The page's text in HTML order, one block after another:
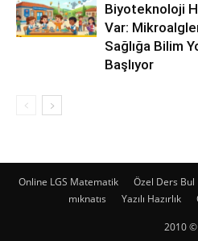
Biyoteknoloji
Var:
Sağlığa Bilim
Başlıyor
Online LGS Matematik Özel Ders Bul
mıknatıs
Yazılı Hazırlık
2010 ©